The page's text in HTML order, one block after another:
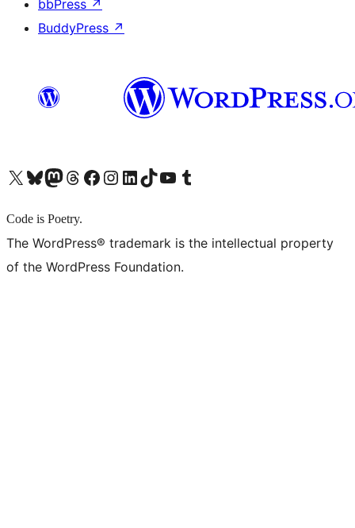
bbPress ↗
BuddyPress ↗
X (旧 Twitter) アカウントへBluesky アカウントへMastodon アカウントへThreads アカウントへ Facebook ページへInstagram アカウントへ LinkedIn アカウントへTikTok アカウントへYouTube チャンネルへ Tumblr アカウントへ
Code is Poetry.
The WordPress® trademark is the intellectual property
of the WordPress Foundation.